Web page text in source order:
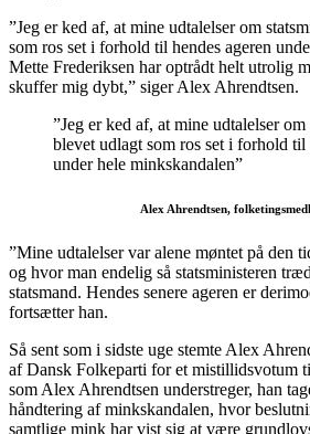
”Jeg er ked af, at mine udtalelser om
som ros set i forhold til hendes ageren
Mette Frederiksen har optrådt helt utrolig
skuffer mig dybt,” siger Alex Ahrendtsen.
”Jeg er ked af, at mine udtalelser
blevet udlagt som ros set i forhold til
under hele minkskandalen”
Alex Ahrendtsen,
”Mine udtalelser var alene møntet på den
og hvor man endelig så statsministeren
statsmand. Hendes senere ageren er
fortsætter han.
Så sent som i sidste uge stemte Alex
af Dansk Folkeparti for et mistillidsvotum
som Alex Ahrendtsen understreger, han
håndtering af minkskandalen, hvor
samtlige mink har vist sig at være